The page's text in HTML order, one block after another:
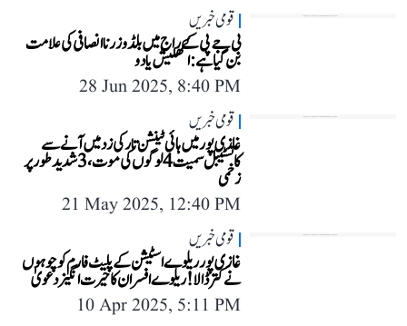
قومی خبریں
بی جے پی کے راج میں بلڈوزر ناانصافی کی علامت
بن گیا ہے: اکھلیش یادو
28 Jun 2025, 8:40 PM
قومی خبریں
غازی پور میں ہائی ٹینشن تار کی زد میں آنے سے
کانسٹیبل سمیت 4 لوگوں کی موت، 3 شدید طور پر
زخمی
21 May 2025, 12:40 PM
قومی خبریں
غازی پور ریلوے اسٹیشن کے پلیٹ فارم کو چوہوں
نے کتر ڈالا! ریلوے افسران کا حیرت انگیز دعویٰ
10 Apr 2025, 5:11 PM